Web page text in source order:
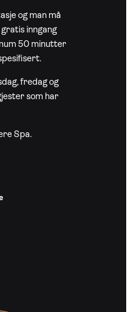
og man må
inngang
50 minutter
fredag og
som har
Spa.